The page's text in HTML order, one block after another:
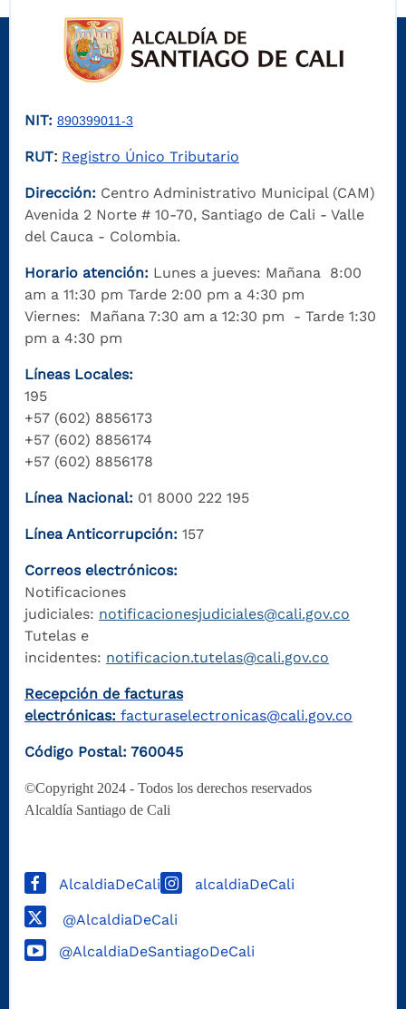
NIT: 890399011-3
RUT: Registro Único Tributario
Dirección: Centro Administrativo Municipal (CAM)
Avenida 2 Norte # 10-70, Santiago de Cali - Valle
del Cauca - Colombia.
Horario atención: Lunes a jueves: Mañana 8:00
am a 11:30 pm Tarde 2:00 pm a 4:30 pm
Viernes: Mañana 7:30 am a 12:30 pm - Tarde 1:30
pm a 4:30 pm
Líneas Locales:
195
+57 (602) 8856173
+57 (602) 8856174
+57 (602) 8856178
Línea Nacional: 01 8000 222 195
Línea Anticorrupción: 157
Correos electrónicos:
Notificaciones
judiciales: notificacionesjudiciales@cali.gov.co
Tutelas e
incidentes: notificacion.tutelas@cali.gov.co
Recepción de facturas
electrónicas: facturaselectronicas@cali.gov.co
Código Postal: 760045
©Copyright 2024 - Todos los derechos reservados
Alcaldía Santiago de Cali
AlcaldiaDeCali alcaldiaDeCali
@AlcaldiaDeCali
@AlcaldiaDeSantiagoDeCali